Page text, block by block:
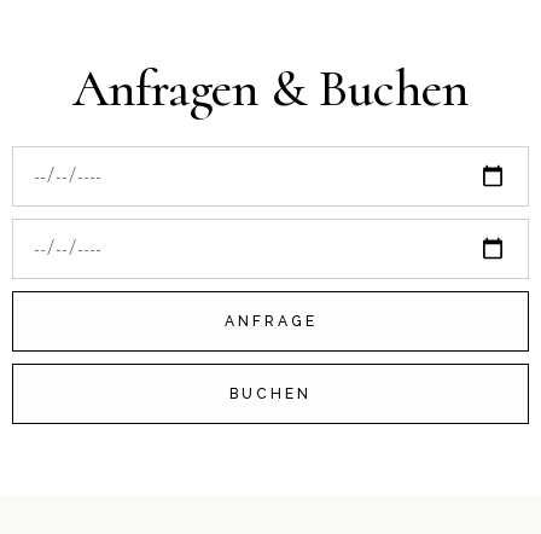
Anfragen & Buchen
ANFRAGE
BUCHEN